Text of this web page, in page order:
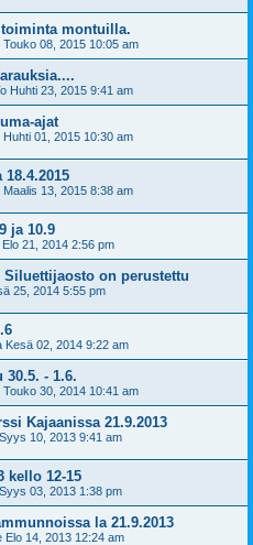
montuilla.
Touko 08, 2015 10:05 am
Huhti 23, 2015 9:41 am
ajat
Huhti 01, 2015 10:30 am
Maalis 13, 2015 8:38 am
ja 10.9
Elo 21, 2014 2:56 pm
on perustettu
25, 2014 5:55 pm
Kesä 02, 2014 9:22 am
30.5. - 1.6.
Touko 30, 2014 10:41 am
Kajaanissa 21.9.2013
10, 2013 9:41 am
kello 12-15
03, 2013 1:38 pm
la 21.9.2013
Elo 14, 2013 12:24 am